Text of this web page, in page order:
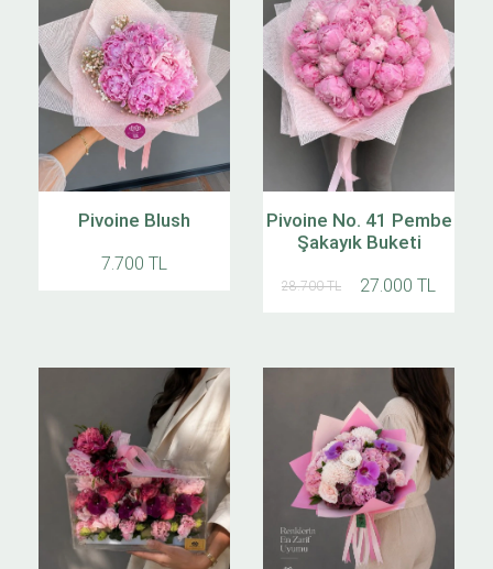
Pivoine Blush
7.700 TL
Pivoine No. 41 Pembe
Şakayık Buketi
28.700 TL 27.000 TL